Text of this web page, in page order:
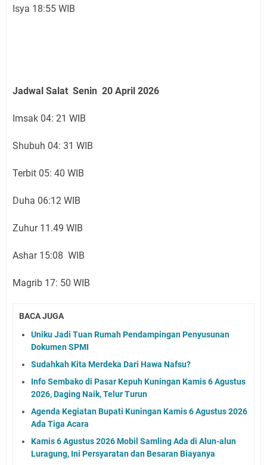
Isya 18:55 WIB
Jadwal Salat Senin 20 April 2026
Imsak 04: 21 WIB
Shubuh 04: 31 WIB
Terbit 05: 40 WIB
Duha 06:12 WIB
Zuhur 11.49 WIB
Ashar 15:08 WIB
Magrib 17: 50 WIB
BACA JUGA
Uniku Jadi Tuan Rumah Pendampingan Penyusunan
Dokumen SPMI
Sudahkah Kita Merdeka Dari Hawa Nafsu?
Info Sembako di Pasar Kepuh Kuningan Kamis 6 Agustus
2026, Daging Naik, Telur Turun
Agenda Kegiatan Bupati Kuningan Kamis 6 Agustus 2026
Ada Tiga Acara
Kamis 6 Agustus 2026 Mobil Samling Ada di Alun-alun
Luragung, Ini Persyaratan dan Besaran Biayanya